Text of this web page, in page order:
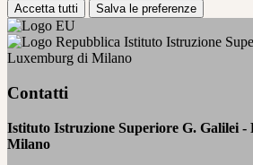
Accetta tutti Salva le preferenze
Istituto Istruzione
Luxemburg di Milano
Contatti
Istituto Istruzione Superiore G. Galilei
Milano